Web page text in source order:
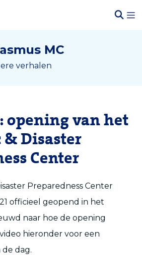
MC
verhalen
opening van het
& Disaster
Center
Preparedness Center
officieel geopend in het
naar hoe de opening
hieronder voor een
de dag.